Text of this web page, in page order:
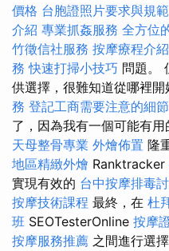
價格 台胞證照片要求與規範
介紹 專業抓姦服務 全方位
竹徵信社服務 按摩療程介紹
務快速打掃小技巧 問題。
供選擇，很難知道從哪裡開
務 登記工商需要注意的細節
了，因為我有一個可能有用
天母整骨專業 外燴佈置 隆
地區精緻外燴 Ranktracker
實現有效的 台中按摩排毒
按摩技術課程 最終，在 杜
班 SEOTesterOnline 按摩
按摩服務推薦 之間進行選